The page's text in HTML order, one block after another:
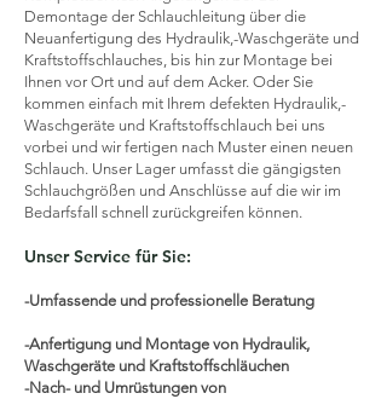
Demontage der Schlauchleitung über die
Neuanfertigung des Hydraulik,-Waschgeräte und
Kraftstoffschlauches, bis hin zur Montage bei
Ihnen vor Ort und auf dem Acker. Oder Sie
kommen einfach mit Ihrem defekten Hydraulik,-
Waschgeräte und Kraftstoffschlauch bei uns
vorbei und wir fertigen nach Muster einen neuen
Schlauch. Unser Lager umfasst die gängigsten
Schlauchgrößen und Anschlüsse auf die wir im
Bedarfsfall schnell zurückgreifen können.
Unser Service für Sie:
-Umfassende und professionelle Beratung
-Anfertigung und Montage von Hydraulik,
Waschgeräte und Kraftstoffschläuchen
-Nach- und Umrüstungen von